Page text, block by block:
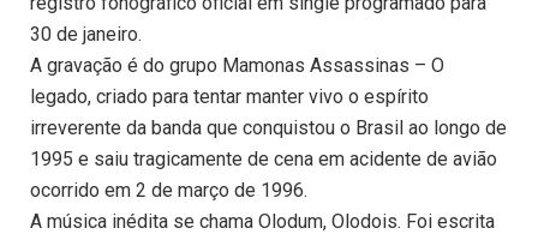
30 de janeiro.
A gravação é do grupo Mamonas Assassinas – O
legado, criado para tentar manter vivo o espírito
irreverente da banda que conquistou o Brasil ao longo de
1995 e saiu tragicamente de cena em acidente de avião
ocorrido em 2 de março de 1996.
A música inédita se chama Olodum, Olodois. Foi escrita